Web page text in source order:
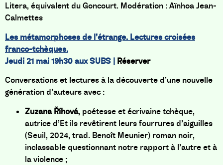
Litera, équivalent du Goncourt. Modération : Aïnhoa Jean-
Calmettes
Les métamorphoses de l’étrange. Lectures croisées
franco-tchèques.
Jeudi 21 mai 19h30 aux SUBS | Réserver
Conversations et lectures à la découverte d’une nouvelle
génération d’auteurs avec :
Zuzana Říhová, poétesse et écrivaine tchèque,
autrice d’Et ils revêtirent leurs fourrures d’aiguilles
(Seuil, 2024, trad. Benoît Meunier) roman noir,
inclassable questionnant notre rapport à l’autre et à
la violence ;